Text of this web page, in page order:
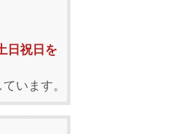
日祝日を
います。